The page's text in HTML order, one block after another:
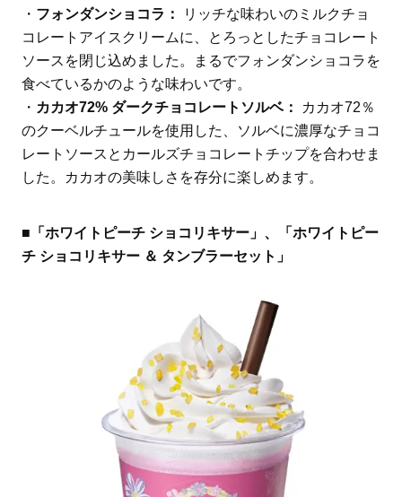
・ フォンダンショコラ：
リッチな味わいのミルクチョ
コレートアイスクリームに、とろっとしたチョコレート
ソースを閉じ込めました。まるでフォンダンショコラを
食べているかのような味わいです。
・ カカオ72% ダークチョコレートソルベ：
カカオ72％
のクーベルチュールを使用した、ソルベに濃厚なチョコ
レートソースとカールズチョコレートチップを合わせま
した。カカオの美味しさを存分に楽しめます。
■「ホワイトピーチ ショコリキサー」、「ホワイトピー
チ ショコリキサー ＆ タンブラーセット」